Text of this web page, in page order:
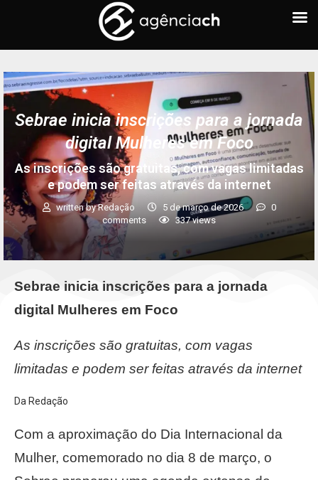
Sebrae inicia inscrições para a jornada
digital Mulheres em Foco
As inscrições são gratuitas, com vagas limitadas
e podem ser feitas através da internet
written byRedação 5 de março de 2026
0
comments
337views
Sebrae inicia inscrições para a jornada
digital Mulheres em Foco
As inscrições são gratuitas, com vagas
limitadas e podem ser feitas através da internet
Da Redação
Com a aproximação do Dia Internacional da
Mulher, comemorado no dia 8 de março, o